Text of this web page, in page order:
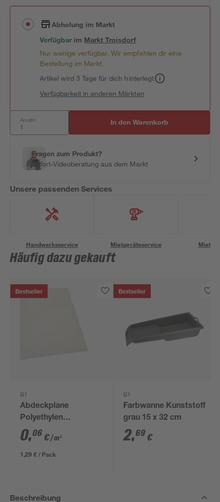
Abholung im Markt
Verfügbar im MarktTroisdorf
Nur wenige verfügbar. Wir empfehlen dir eine
Bestellung im Markt.
Artikel wird 3 Tage für dich hinterlegt
Verfügbarkeit in anderen Märkten
Anzahl: In den Warenkorb
Fragen zum Produkt?
Sofort-Videoberatung aus dem Markt
Unsere passenden Services
Handwerksservice Mietgeräteservice
Häufig dazu gekauft
Bestseller
B1
Abdeckplane
Polyethylen
transparent 4 x 5 m
0,06 €/ m²
1,29 € / Pack
Bestseller
B1
Farbwanne Kunststoff
grau 15 x 32 cm
2,69 €
Beschreibung